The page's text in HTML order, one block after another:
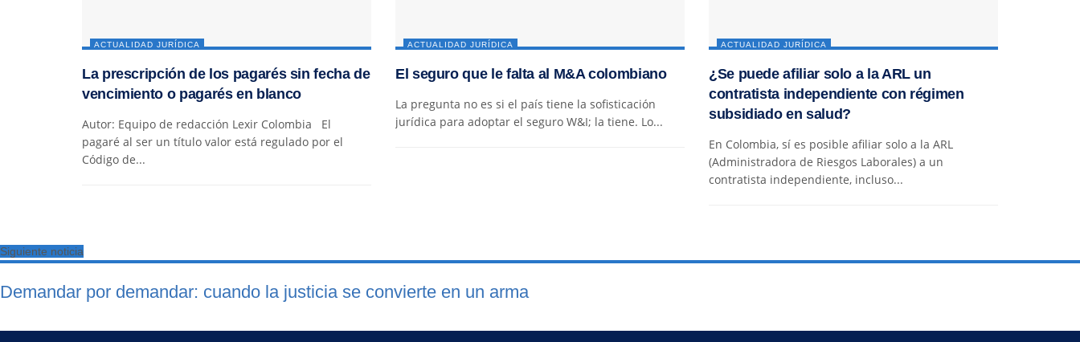
ACTUALIDAD JURÍDICA
La prescripción de los pagarés sin fecha de
vencimiento o pagarés en blanco
Autor: Equipo de redacción Lexir Colombia El
pagaré al ser un título valor está regulado por el
Código de...
ACTUALIDAD JURÍDICA
El seguro que le falta al M&A colombiano
La pregunta no es si el país tiene la sofisticación
jurídica para adoptar el seguro W&I; la tiene. Lo...
ACTUALIDAD JURÍDICA
¿Se puede afiliar solo a la ARL un
contratista independiente con régimen
subsidiado en salud?
En Colombia, sí es posible afiliar solo a la ARL
(Administradora de Riesgos Laborales) a un
contratista independiente, incluso...
Siguiente noticia
Demandar por demandar: cuando la justicia se convierte en un arma